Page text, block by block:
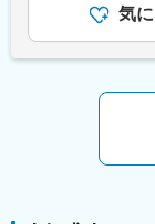
気